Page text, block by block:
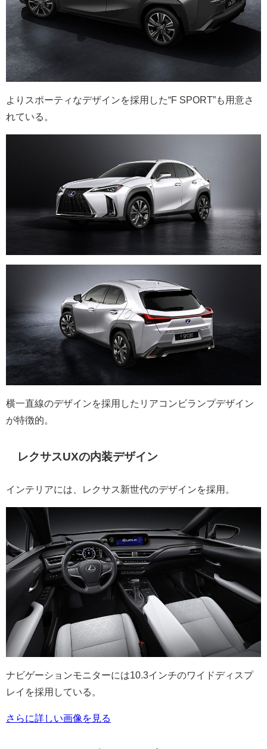
よりスポーティなデザインを採用した“F SPORT”も用意さ
れている。
横一直線のデザインを採用したリアコンビランプデザイン
が特徴的。
レクサスUXの内装デザイン
インテリアには、レクサス新世代のデザインを採用。
ナビゲーションモニターには10.3インチのワイドディスプ
レイを採用している。
さらに詳しい画像を見る